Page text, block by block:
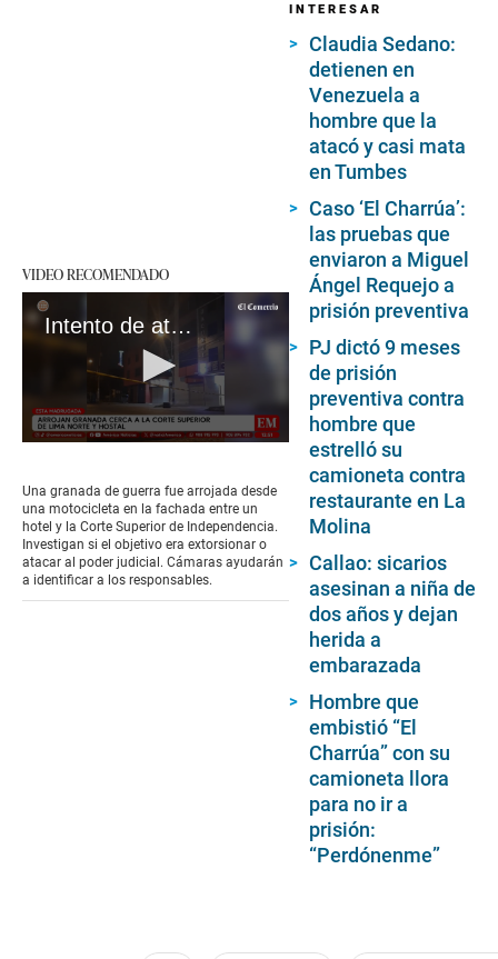
VIDEO RECOMENDADO
Intento de atentado con granada en hotel y corte de Independencia
of
1
minute,
23
seconds
Una granada de guerra fue arrojada desde
una motocicleta en la fachada entre un
hotel y la Corte Superior de Independencia.
Investigan si el objetivo era extorsionar o
atacar al poder judicial. Cámaras ayudarán
a identificar a los responsables.
INTERESAR
Claudia Sedano:
detienen en
Venezuela a
hombre que la
atacó y casi mata
en Tumbes
Caso ‘El Charrúa’:
las pruebas que
enviaron a Miguel
Ángel Requejo a
prisión preventiva
PJ dictó 9 meses
de prisión
preventiva contra
hombre que
estrelló su
camioneta contra
restaurante en La
Molina
Callao: sicarios
asesinan a niña de
dos años y dejan
herida a
embarazada
Hombre que
embistió “El
Charrúa” con su
camioneta llora
para no ir a
prisión:
“Perdónenme”